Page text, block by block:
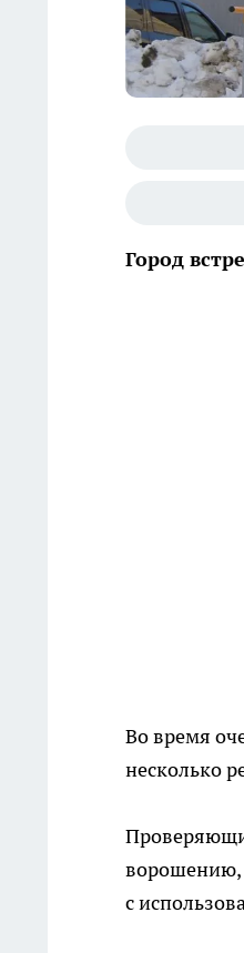
Город
Во время
несколько
ворошению,
с